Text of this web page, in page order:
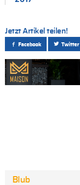
Jetzt Artikel teilen!
Facebook Twitter
Blub